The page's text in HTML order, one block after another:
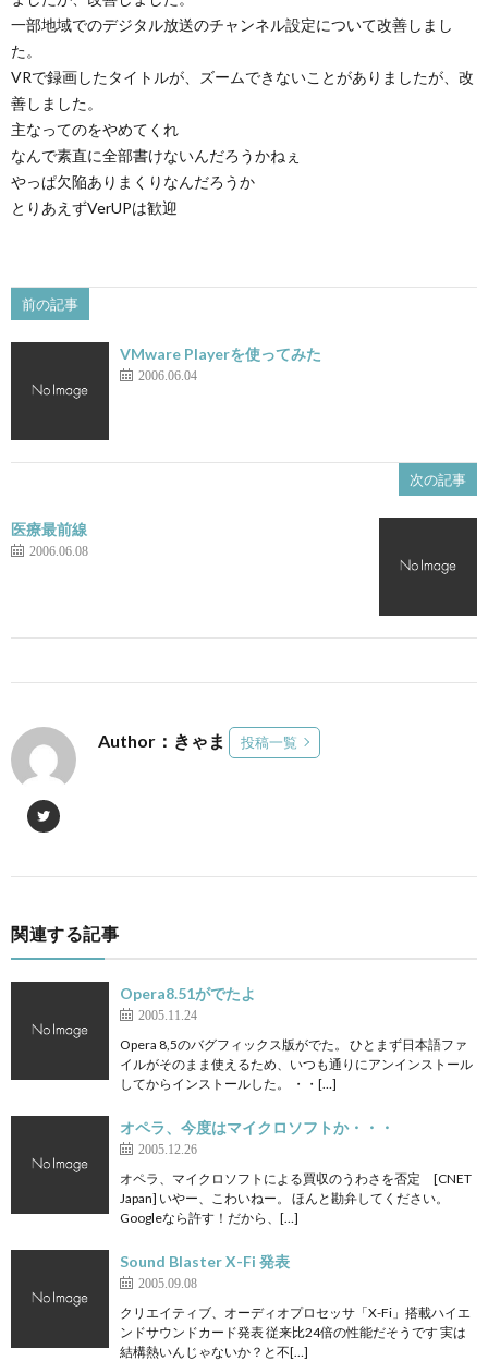
一部地域でのデジタル放送のチャンネル設定について改善しまし
た。
VRで録画したタイトルが、ズームできないことがありましたが、改
善しました。
主なってのをやめてくれ
なんで素直に全部書けないんだろうかねぇ
やっぱ欠陥ありまくりなんだろうか
とりあえずVerUPは歓迎
前の記事
VMware Playerを使ってみた
2006.06.04
次の記事
医療最前線
2006.06.08
Author：きゃま 投稿一覧
関連する記事
Opera8.51がでたよ
2005.11.24
Opera 8,5のバグフィックス版がでた。 ひとまず日本語ファ
イルがそのまま使えるため、いつも通りにアンインストール
してからインストールした。 ・・[…]
オペラ、今度はマイクロソフトか・・・
2005.12.26
オペラ、マイクロソフトによる買収のうわさを否定 [CNET
Japan] いやー、こわいねー。 ほんと勘弁してください。
Googleなら許す！だから、[…]
Sound Blaster X-Fi 発表
2005.09.08
クリエイティブ、オーディオプロセッサ「X-Fi」搭載ハイエ
ンドサウンドカード発表 従来比24倍の性能だそうです 実は
結構熱いんじゃないか？と不[…]